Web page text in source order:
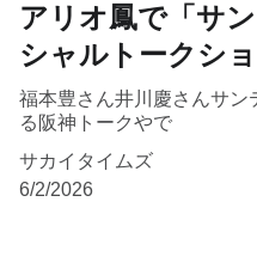
アリオ鳳で「サ
シャルトークシ
福本豊さん井川慶さんサン
る阪神トークやで
サカイタイムズ
6/2/2026